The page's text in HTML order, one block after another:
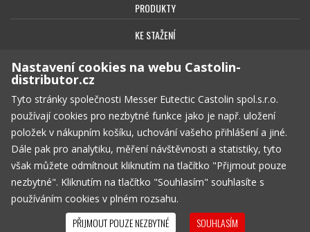
PRODUKTY
KE STAŽENÍ
BEZPEČNOST
OBCHODNÍ PODMÍNKY
SOUKROMÍ
KOŠÍKPRÁZDNÝ
© Copyright 2026, Messer Eutectic Castolin spol.s.r.o.
Nastavení cookies na webu Castolin-
distributor.cz
Tyto stránky společnosti Messer Eutectic Castolin spol.s.r.o.
používají cookies pro nezbytné funkce jako je např. uložení
položek v nákupním košíku, uchování vašeho přihlášení a jiné.
Dále pak pro analytiku, měření návštěvnosti a statistiky, tyto
však můžete odmítnout kliknutím na tlačítko "Přijmout pouze
nezbytné". Kliknutím na tlačítko "Souhlasím" souhlasíte s
používáním cookies v plném rozsahu.
PŘIJMOUT POUZE NEZBYTNÉ SOUHLASÍM